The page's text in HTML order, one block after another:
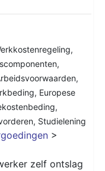
,
,
,
, Europese
,
, Studielening
>
zelf ontslag